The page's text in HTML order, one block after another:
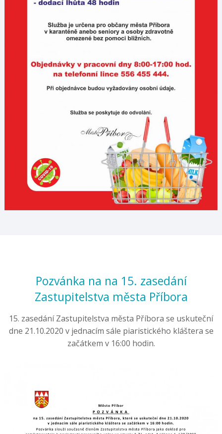
Pozvánka na na 15. zasedání
Zastupitelstva města Příbora
15. zasedání Zastupitelstva města Příbora se uskuteční
dne 21.10.2020 v jednacím sále piaristického kláštera se
začátkem v 16:00 hodin.